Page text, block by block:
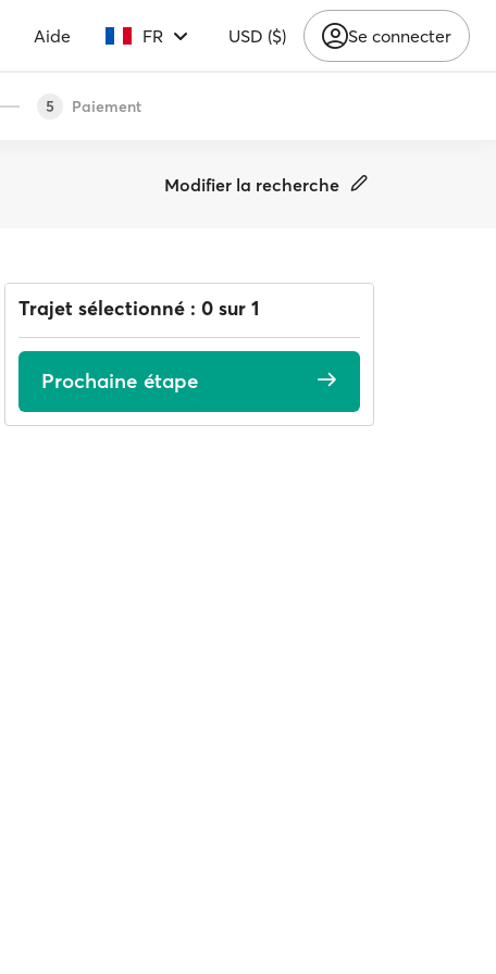
Aide FR USD ($) Se connecter
5 Paiement
Modifier la recherche
Trajet sélectionné : 0 sur 1
Prochaine étape